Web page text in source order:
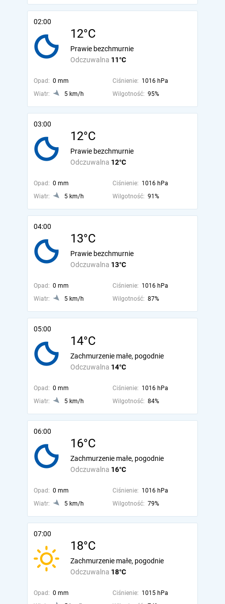
02:00
12°C
Odczuwalna 11°C
Prawie bezchmurnie
Opad: 0 mm Ciśnienie: 1016 hPa
Wiatr:
5 km/h Wilgotność: 95%
03:00
12°C
Odczuwalna 12°C
Prawie bezchmurnie
Opad: 0 mm Ciśnienie: 1016 hPa
Wiatr:
5 km/h Wilgotność: 91%
04:00
13°C
Odczuwalna 13°C
Prawie bezchmurnie
Opad: 0 mm Ciśnienie: 1016 hPa
Wiatr:
5 km/h Wilgotność: 87%
05:00
14°C
Odczuwalna 14°C
Zachmurzenie małe, pogodnie
Opad: 0 mm Ciśnienie: 1016 hPa
Wiatr:
5 km/h Wilgotność: 84%
06:00
16°C
Odczuwalna 16°C
Zachmurzenie małe, pogodnie
Opad: 0 mm Ciśnienie: 1016 hPa
Wiatr:
5 km/h Wilgotność: 79%
07:00
18°C
Odczuwalna 18°C
Zachmurzenie małe, pogodnie
Opad: 0 mm Ciśnienie: 1015 hPa